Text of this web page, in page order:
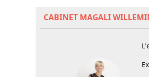
CABINET MAGALI